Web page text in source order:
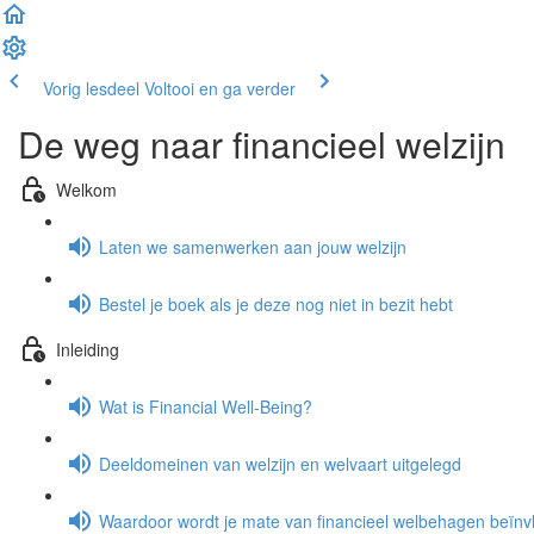
Vorig lesdeel Voltooi en ga verder
De weg naar financieel welzijn
Welkom
Laten we samenwerken aan jouw welzijn
Bestel je boek als je deze nog niet in bezit hebt
Inleiding
Wat is Financial Well-Being?
Deeldomeinen van welzijn en welvaart uitgelegd
Waardoor wordt je mate van financieel welbehagen